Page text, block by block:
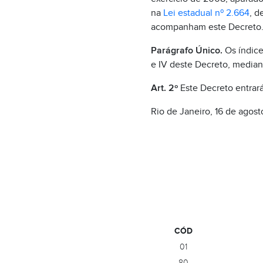
na Lei estadual nº 2.664,
acompanham este Decreto.
Parágrafo Único. Os
e IV deste Decreto,
Art. 2ºEste Decreto
Rio de Janeiro, 16 de
CÓD
01